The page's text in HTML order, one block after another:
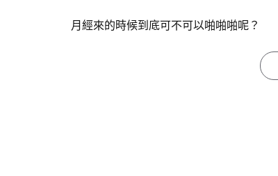
月經來的時候到底可不可以啪啪啪呢？